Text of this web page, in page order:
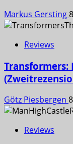
Markus Gersting
Reviews
Transformers:
Götz Piesbergen
Reviews